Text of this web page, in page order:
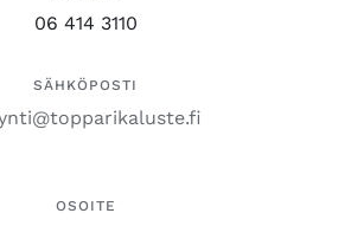
06 414 3110
SÄHKÖPOSTI
OSOITE